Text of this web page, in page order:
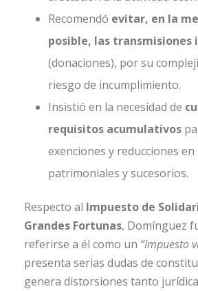
Recomendó evitar, en la
posible, las transmisiones
(donaciones), por su
riesgo de incumplimiento.
Insistió en la necesidad de
requisitos acumulativos
exenciones y reducciones
patrimoniales y sucesorios.
Respecto al Impuesto de
Grandes Fortunas, Domínguez
referirse a él como un “Impuesto
presenta serias dudas de
genera distorsiones tanto